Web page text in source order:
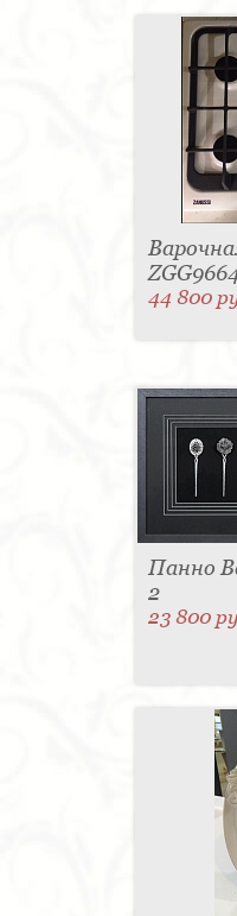
44 800
Панно
2
23 800